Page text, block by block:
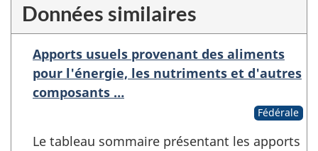
Données similaires
Apports usuels provenant des aliments
pour l'énergie, les nutriments et d'autres
composants …
Fédérale
Le tableau sommaire présentant les apports